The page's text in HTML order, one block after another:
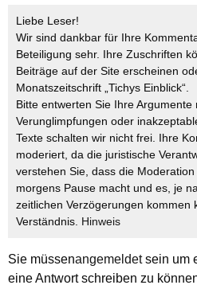
Liebe Leser!
Wir sind dankbar für Ihre
Beteiligung sehr. Ihre Zuschriften
Beiträge auf der Site erscheinen
Monatszeitschrift „Tichys Einblick“.
Bitte entwerten Sie Ihre Argumente
Verunglimpfungen oder
Texte schalten wir nicht frei. Ihre
moderiert, da die juristische
verstehen Sie, dass die
morgens Pause macht und es, je
zeitlichen Verzögerungen kommen
Verständnis. Hinweis
Sie müssenangemeldetsein um
eine Antwort schreiben zu